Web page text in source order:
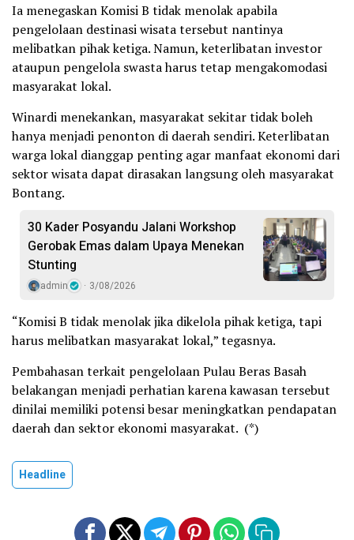
Ia menegaskan Komisi B tidak menolak apabila
pengelolaan destinasi wisata tersebut nantinya
melibatkan pihak ketiga. Namun, keterlibatan investor
ataupun pengelola swasta harus tetap mengakomodasi
masyarakat lokal.
Winardi menekankan, masyarakat sekitar tidak boleh
hanya menjadi penonton di daerah sendiri. Keterlibatan
warga lokal dianggap penting agar manfaat ekonomi dari
sektor wisata dapat dirasakan langsung oleh masyarakat
Bontang.
30 Kader Posyandu Jalani Workshop
Gerobak Emas dalam Upaya Menekan
Stunting
admin 3/08/2026
“Komisi B tidak menolak jika dikelola pihak ketiga, tapi
harus melibatkan masyarakat lokal,” tegasnya.
Pembahasan terkait pengelolaan Pulau Beras Basah
belakangan menjadi perhatian karena kawasan tersebut
dinilai memiliki potensi besar meningkatkan pendapatan
daerah dan sektor ekonomi masyarakat. (*)
Headline